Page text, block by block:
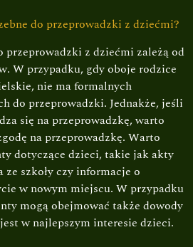
do przeprowadzki z dziećmi?
przeprowadzki z dziećmi zależą od
W przypadku, gdy oboje rodzice
nie ma formalnych
do przeprowadzki. Jednakże, jeśli
się na przeprowadzkę, warto
na przeprowadzkę. Warto
dotyczące dzieci, takie jak akty
szkoły czy informacje o
w nowym miejscu. W przypadku
mogą obejmować także dowody
w najlepszym interesie dzieci.